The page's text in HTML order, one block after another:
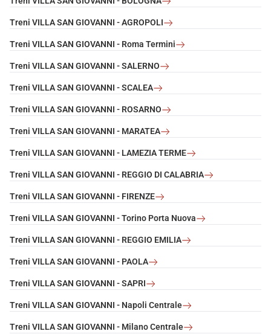
Treni VILLA SAN GIOVANNI - AGROPOLI
Treni VILLA SAN GIOVANNI - Roma Termini
Treni VILLA SAN GIOVANNI - SALERNO
Treni VILLA SAN GIOVANNI - SCALEA
Treni VILLA SAN GIOVANNI - ROSARNO
Treni VILLA SAN GIOVANNI - MARATEA
Treni VILLA SAN GIOVANNI - LAMEZIA TERME
Treni VILLA SAN GIOVANNI - REGGIO DI CALABRIA
Treni VILLA SAN GIOVANNI - FIRENZE
Treni VILLA SAN GIOVANNI - Torino Porta Nuova
Treni VILLA SAN GIOVANNI - REGGIO EMILIA
Treni VILLA SAN GIOVANNI - PAOLA
Treni VILLA SAN GIOVANNI - SAPRI
Treni VILLA SAN GIOVANNI - Napoli Centrale
Treni VILLA SAN GIOVANNI - Milano Centrale